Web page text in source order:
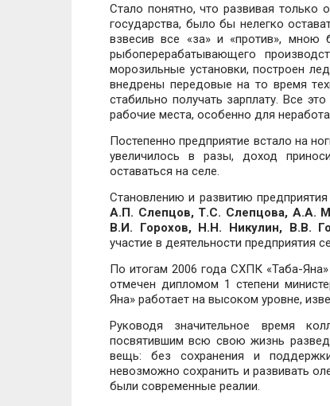
Стало понятно, что развивая только
государства, было бы нелегко
взвесив все «за» и «против», мною
рыбоперерабатывающего
морозильные установки, построен
внедрены передовые на то время
стабильно получать зарплату. Все
рабочие места, особенно для
Постепенно предприятие встало на
увеличилось в разы, доход
оставаться на селе.
Становлению и развитию
А.П. Слепцов, Т.С. Слепцова, А.А.
В.И. Горохов, Н.Н. Никулин, В.В.
участие в деятельности предприятия
По итогам 2006 года СХПК «Таба-Яна»
отмечен дипломом 1 степени
Яна» работает на высоком уровне,
Руководя значительное время
посвятившим всю свою жизнь
вещь: без сохранения и
невозможно сохранить и развивать
были современные реалии.